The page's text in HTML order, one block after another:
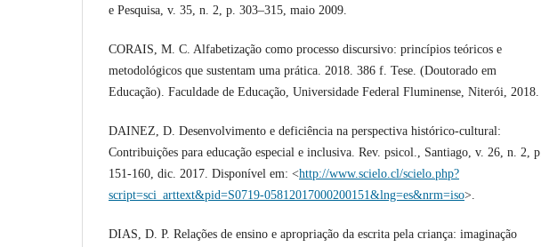
e Pesquisa, v. 35, n. 2, p. 303–315, maio 2009.
CORAIS, M. C. Alfabetização como processo discursivo: princípios teóricos e
metodológicos que sustentam uma prática. 2018. 386 f. Tese. (Doutorado em
Educação). Faculdade de Educação, Universidade Federal Fluminense, Niterói, 2018.
DAINEZ, D. Desenvolvimento e deficiência na perspectiva histórico-cultural:
Contribuições para educação especial e inclusiva. Rev. psicol., Santiago, v. 26, n. 2, p.
151-160, dic. 2017. Disponível em: <http://www.scielo.cl/scielo.php?
script=sci_arttext&pid=S0719-05812017000200151&lng=es&nrm=iso>.
DIAS, D. P. Relações de ensino e apropriação da escrita pela criança: imaginação